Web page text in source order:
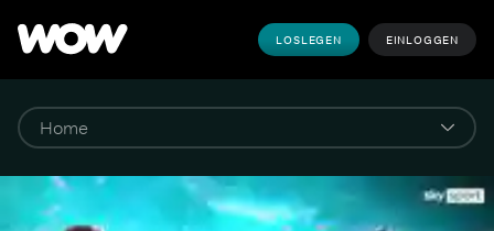
LOSLEGEN EINLOGGEN